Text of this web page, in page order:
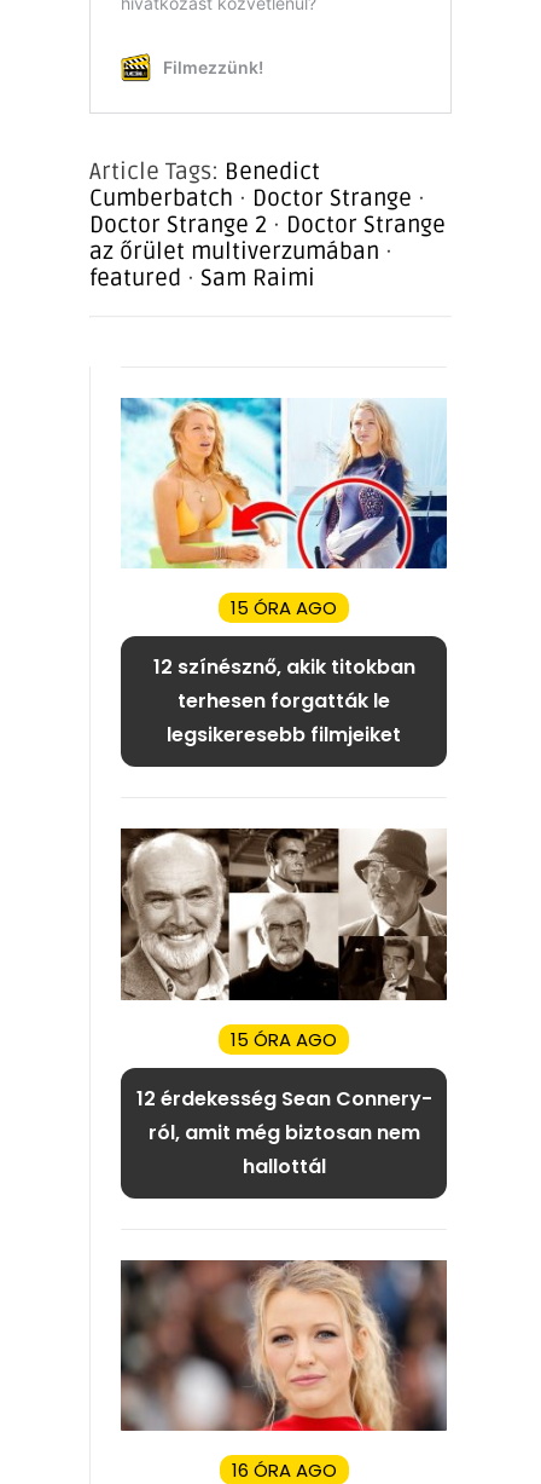
Article Tags: Benedict
Cumberbatch · Doctor Strange ·
Doctor Strange 2 · Doctor Strange
az őrület multiverzumában ·
featured · Sam Raimi
15 ÓRA AGO
12 színésznő, akik titokban
terhesen forgatták le
legsikeresebb filmjeiket
15 ÓRA AGO
12 érdekesség Sean Connery-
ról, amit még biztosan nem
hallottál
16 ÓRA AGO